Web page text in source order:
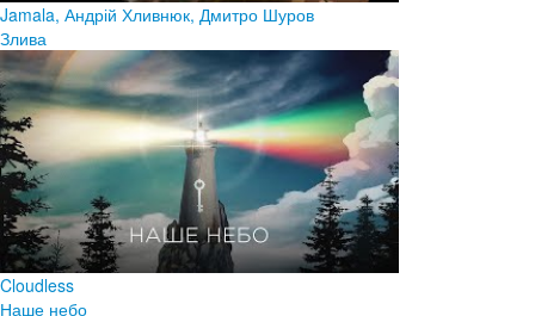
Jamala, Андрій Хливнюк, Дмитро Шуров
Злива
Cloudless
Наше небо